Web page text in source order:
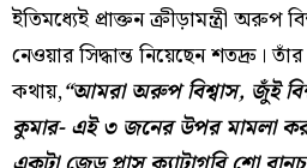
ইতিমধ্যেই প্রাক্তন ক্রীড়ামন্ত্রী অরুপ
নেওয়ার সিদ্ধান্ত নিয়েছেন শতদ্রু।
কথায়,“আমরা অরুপ বিশ্বাস, জুঁই
কুমার- এই ৩ জনের উপর মামলা